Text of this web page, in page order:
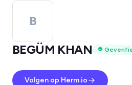
B
BEGÜM KHAN
Volgen op Herm.io